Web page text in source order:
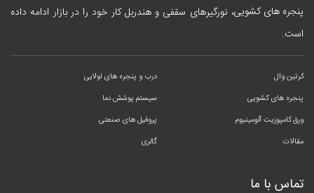
پنجره های کشویی، نورگیرهای سقفی و هندربل کار خود را در بازار ادامه داده
است.
کرتین وال
درب و پنجره های لولایی
پنجره های کشویی
سیستم پوشش نما
ورق کامپوزیت آلومینیوم
پروفیل های صنعتی
مقالات
گالری
تماس با ما